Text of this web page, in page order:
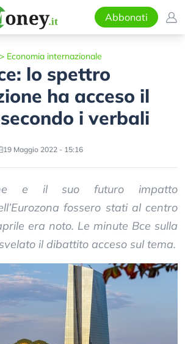
Abbonati
> Economia internazionale
lo spettro
ha acceso il
i verbali
19 Maggio 2022 - 15:16
e il suo futuro impatto
fossero stati al centro
era noto. Le minute Bce sulla
il dibattito acceso sul tema.